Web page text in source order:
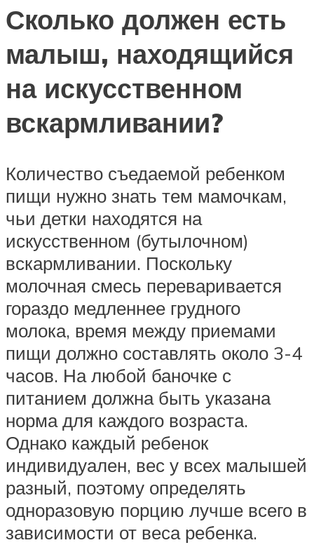
Сколько должен есть
малыш, находящийся
на искусственном
вскармливании?
Количество съедаемой ребенком
пищи нужно знать тем мамочкам,
чьи детки находятся на
искусственном (бутылочном)
вскармливании. Поскольку
молочная смесь переваривается
гораздо медленнее грудного
молока, время между приемами
пищи должно составлять около 3-4
часов. На любой баночке с
питанием должна быть указана
норма для каждого возраста.
Однако каждый ребенок
индивидуален, вес у всех малышей
разный, поэтому определять
одноразовую порцию лучше всего в
зависимости от веса ребенка.